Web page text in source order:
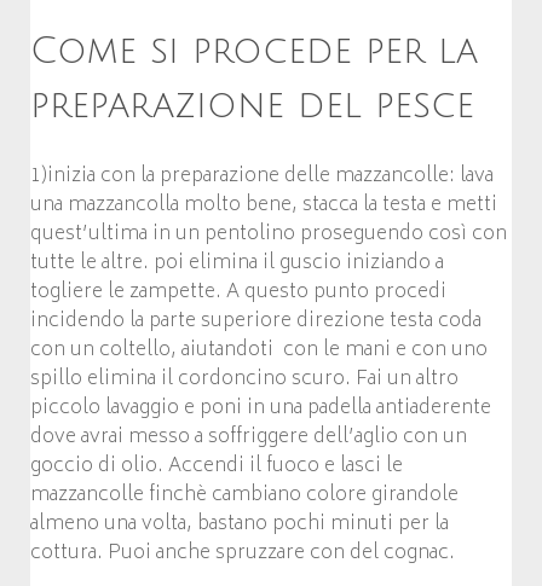
Come si procede per la
preparazione del pesce
1)inizia con la preparazione delle mazzancolle: lava
una mazzancolla molto bene, stacca la testa e metti
quest’ultima in un pentolino proseguendo così con
tutte le altre. poi elimina il guscio iniziando a
togliere le zampette. A questo punto procedi
incidendo la parte superiore direzione testa coda
con un coltello, aiutandoti con le mani e con uno
spillo elimina il cordoncino scuro. Fai un altro
piccolo lavaggio e poni in una padella antiaderente
dove avrai messo a soffriggere dell’aglio con un
goccio di olio. Accendi il fuoco e lasci le
mazzancolle finchè cambiano colore girandole
almeno una volta, bastano pochi minuti per la
cottura. Puoi anche spruzzare con del cognac.